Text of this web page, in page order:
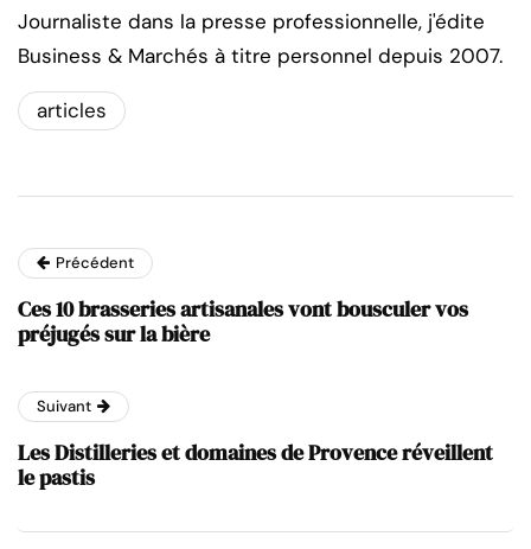
Journaliste dans la presse professionnelle, j'édite
Business & Marchés à titre personnel depuis 2007.
articles
Précédent
Ces 10 brasseries artisanales vont bousculer vos
préjugés sur la bière
Suivant
Les Distilleries et domaines de Provence réveillent
le pastis